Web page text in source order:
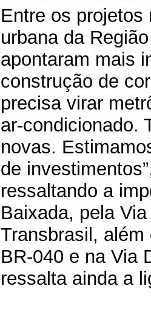
Entre os projetos
urbana da
apontaram mais
construção de
precisa virar
ar-condicionado.
novas.
de
ressaltando a
Baixada, pela
Transbrasil,
BR-040 e na Via
ressalta ainda a